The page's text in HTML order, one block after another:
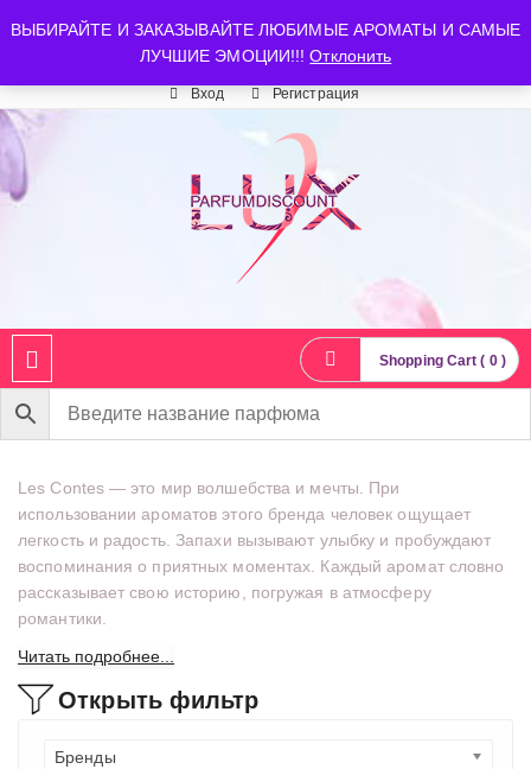
ВЫБИРАЙТЕ И ЗАКАЗЫВАЙТЕ ЛЮБИМЫЕ АРОМАТЫ И САМЫЕ
ЛУЧШИЕ ЭМОЦИИ!!!Отклонить
luxparfumdiscount@mail.ru +7 903 544 11 18 г. Москва
Время работы: пн-сб 10:00-21:00
Вход Регистрация
Shopping Cart ( 0 )
Les Contes — это мир волшебства и мечты. При
использовании ароматов этого бренда человек ощущает
легкость и радость. Запахи вызывают улыбку и пробуждают
воспоминания о приятных моментах. Каждый аромат словно
рассказывает свою историю, погружая в атмосферу
романтики.
Читать подробнее...
Открыть фильтр
Бренды